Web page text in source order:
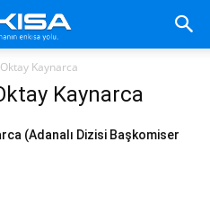
Kaynarca
Kaynarca
(Adanalı Dizisi Başkomiser